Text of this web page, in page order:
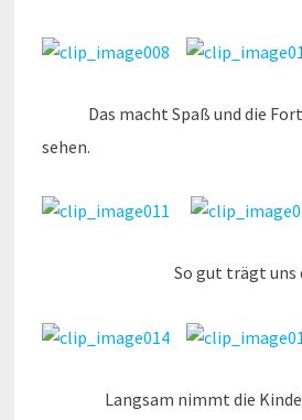
Das macht Spaß und die
sehen.
So gut trägt uns das
Langsam nimmt die